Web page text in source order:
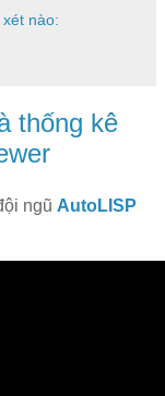
nào:
thống kê
ngũ AutoLISP